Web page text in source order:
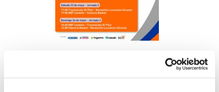
Las Fases Finales Alevín IR Autonómico se